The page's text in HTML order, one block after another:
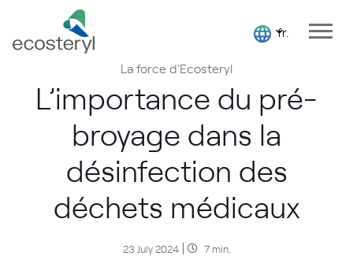
fr.
La force d'Ecosteryl
L’importance du pré-
broyage dans la
désinfection des
déchets médicaux
23 July 2024 7 min.